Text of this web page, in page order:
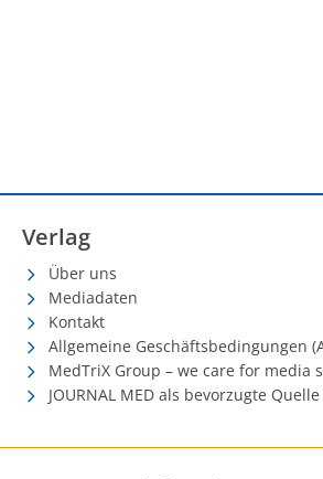
Verlag
Über uns
Mediadaten
Kontakt
Allgemeine Geschäftsbedingungen
MedTriX Group – we care for media
JOURNAL MED als bevorzugte